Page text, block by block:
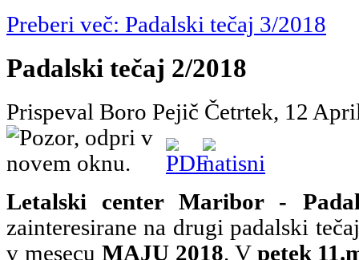
Preberi več: Padalski tečaj 3/2018
Padalski tečaj 2/2018
Prispeval Boro Pejič Četrtek, 12
Letalski center Maribor -
zainteresirane na drugi padalski
v mesecu MAJU 2018. V petek